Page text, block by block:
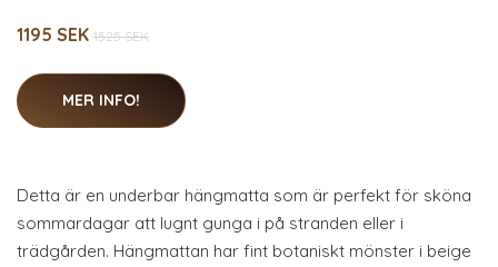
1195 SEK 1525 SEK
MER INFO!
Detta är en underbar hängmatta som är perfekt för sköna
sommardagar att lugnt gunga i på stranden eller i
trädgården. Hängmattan har fint botaniskt mönster i beige